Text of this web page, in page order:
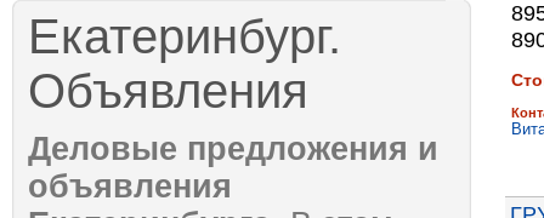
Екатеринбург.
Объявления
Деловые предложения и
объявления